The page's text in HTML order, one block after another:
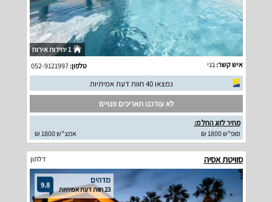
1 יחידות אירוח
איש קשר: בני טלפון:052-9121997
נמצאו 40 חוות דעת אמיתיות
לא עודכנו תאריכים פנויים
מחיר לזוג החל מ:
סופ"ש 1800 ₪
אמצ"ש 1800 ₪
סוויטת אסיה דלתון
9.8 מדהים
23 חוות דעת אמיתיות